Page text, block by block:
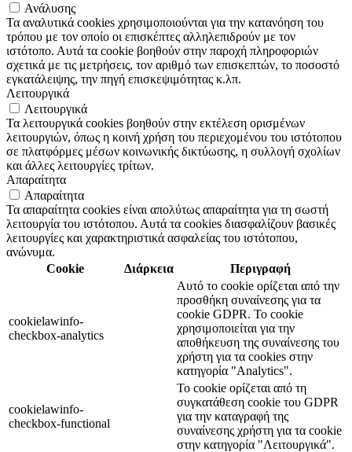
Ανάλυσης
Τα αναλυτικά cookies χρησιμοποιούνται για την κατανόηση του
τρόπου με τον οποίο οι επισκέπτες αλληλεπιδρούν με τον
ιστότοπο. Αυτά τα cookie βοηθούν στην παροχή πληροφοριών
σχετικά με τις μετρήσεις, τον αριθμό των επισκεπτών, το ποσοστό
εγκατάλειψης, την πηγή επισκεψιμότητας κ.λπ.
Λειτουργικά
Λειτουργικά
Τα λειτουργικά cookies βοηθούν στην εκτέλεση ορισμένων
λειτουργιών, όπως η κοινή χρήση του περιεχομένου του ιστότοπου
σε πλατφόρμες μέσων κοινωνικής δικτύωσης, η συλλογή σχολίων
και άλλες λειτουργίες τρίτων.
Απαραίτητα
Απαραίτητα
Τα απαραίτητα cookies είναι απολύτως απαραίτητα για τη σωστή
λειτουργία του ιστότοπου. Αυτά τα cookies διασφαλίζουν βασικές
λειτουργίες και χαρακτηριστικά ασφαλείας του ιστότοπου,
ανώνυμα.
Cookie
Διάρκεια Περιγραφή
cookielawinfo-
checkbox-analytics
Αυτό το cookie ορίζεται από την
προσθήκη συναίνεσης για τα
cookie GDPR. Το cookie
χρησιμοποιείται για την
αποθήκευση της συναίνεσης του
χρήστη για τα cookies στην
κατηγορία "Analytics".
cookielawinfo-
checkbox-functional
Το cookie ορίζεται από τη
συγκατάθεση cookie του GDPR
για την καταγραφή της
συναίνεσης χρήστη για τα cookie
στην κατηγορία "Λειτουργικά".